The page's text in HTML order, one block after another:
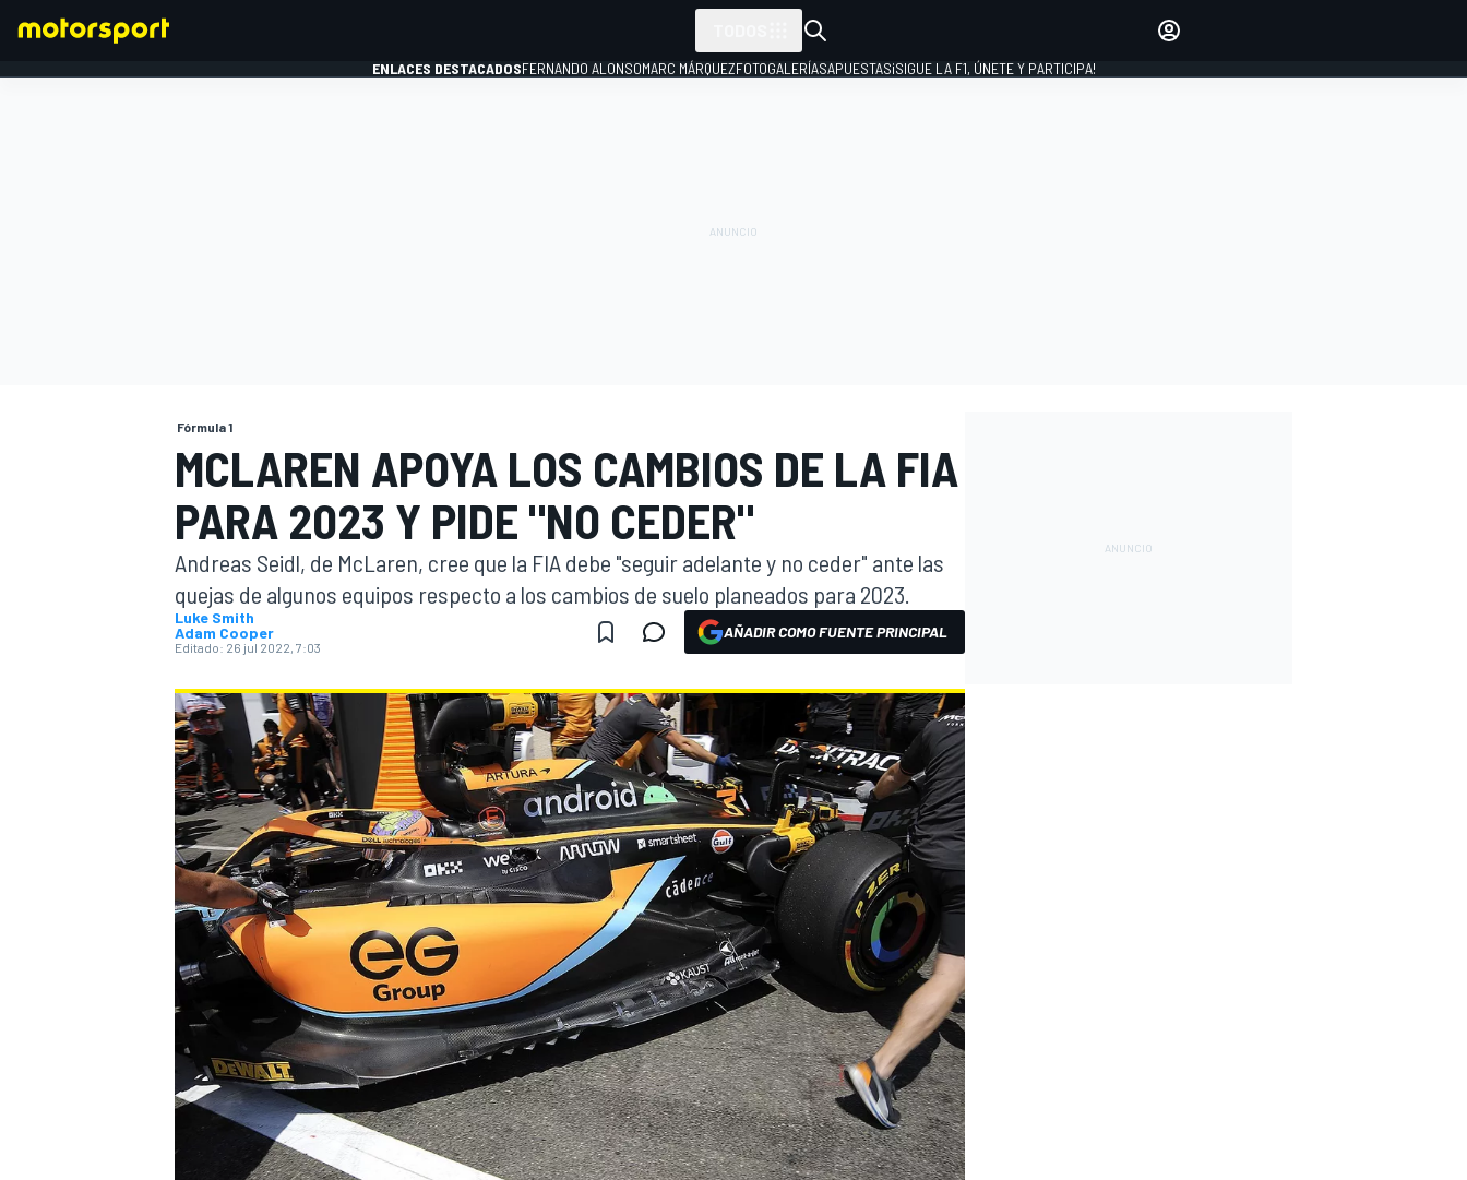
WEC FÓRMULA E
ENLACES DESTACADOSFERNANDO ALONSOMARC MÁRQUEZFOTOGALERÍASAPUESTAS¡SIGUE LA F1, ÚNETE Y PARTICIPA!
Fórmula 1
MCLAREN APOYA LOS CAMBIOS DE LA FIA
PARA 2023 Y PIDE "NO CEDER"
Andreas Seidl, de McLaren, cree que la FIA debe "seguir adelante y no ceder" ante las
quejas de algunos equipos respecto a los cambios de suelo planeados para 2023.
Luke Smith
Adam Cooper
Editado: 26 jul 2022, 7:03
AÑADIR COMO FUENTE PRINCIPAL